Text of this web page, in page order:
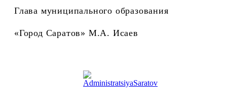
Глава муниципального образования
«Город Саратов» М.А. Исаев